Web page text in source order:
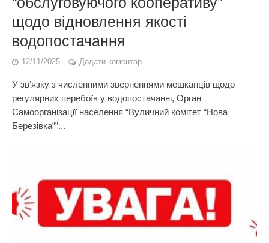
щодо відновлення якості
водопостачання
12/11/2025 Додати коментар
У зв’язку з численними зверненнями мешканців щодо
регулярних перебоїв у водопостачанні, Орган
Самоорганізації населення “Вуличний комітет “Нова
Березівка””...